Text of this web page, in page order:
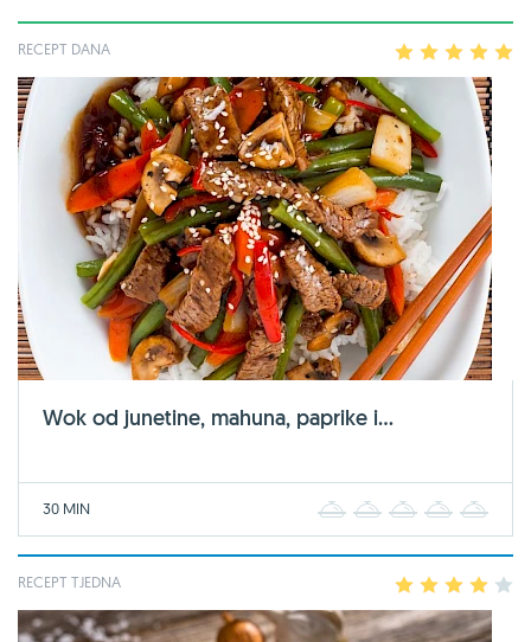
RECEPT DANA 2 3 4
Wok od junetine, mahuna, paprike i...
30 MIN 2 3 4
RECEPT TJEDNA 2 3 4